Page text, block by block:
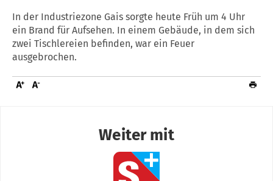
In der Industriezone Gais sorgte heute Früh um 4 Uhr
ein Brand für Aufsehen. In einem Gebäude, in dem sich
zwei Tischlereien befinden, war ein Feuer
ausgebrochen.